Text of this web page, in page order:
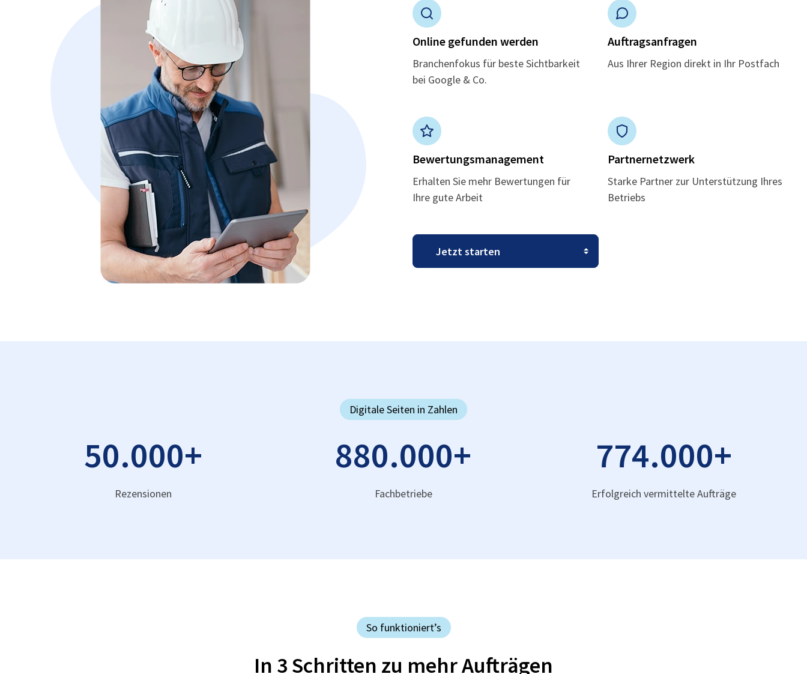
Online gefunden werden
Branchenfokus für beste Sichtbarkeit
bei Google & Co.
Auftragsanfragen
Aus Ihrer Region direkt in Ihr Postfach
Bewertungsmanagement
Erhalten Sie mehr Bewertungen für
Ihre gute Arbeit
Partnernetzwerk
Starke Partner zur Unterstützung Ihres
Betriebs
Digitale Seiten in Zahlen
50.000+
Rezensionen
880.000+
Fachbetriebe
774.000+
Erfolgreich vermittelte Aufträge
So funktioniert’s
In 3 Schritten zu mehr Aufträgen